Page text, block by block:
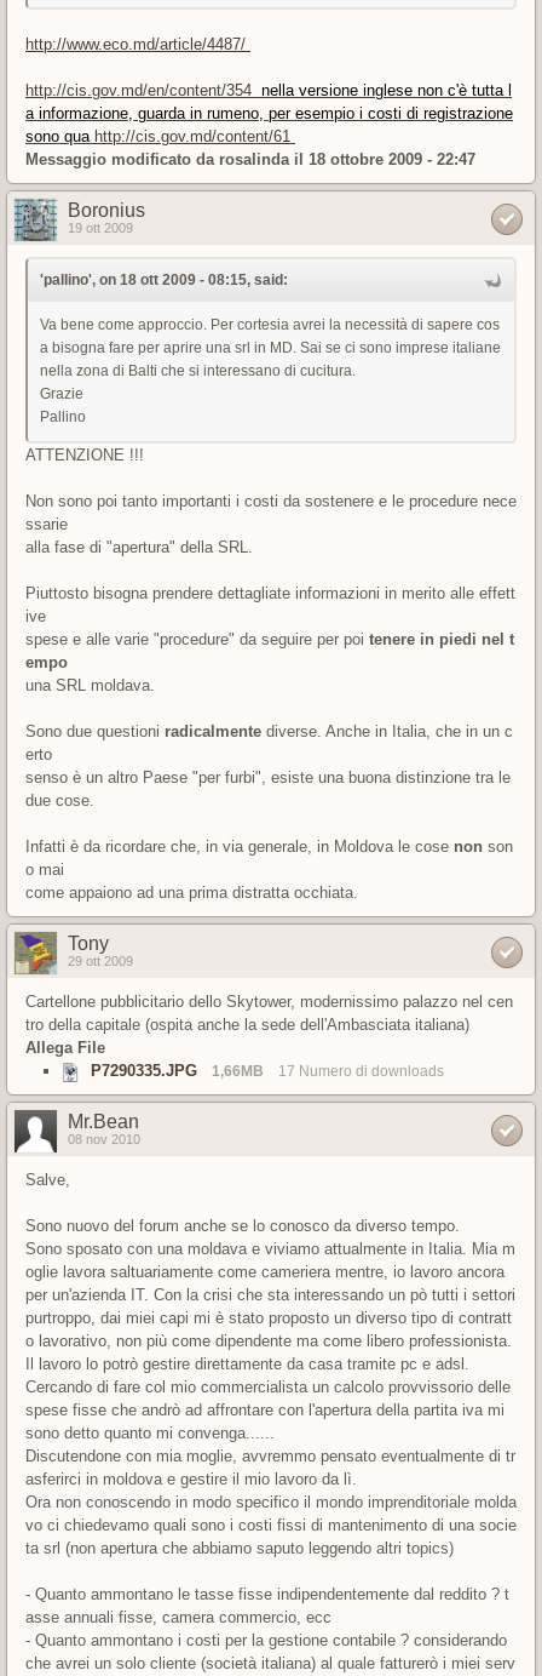
http://www.eco.md/article/4487/
http://cis.gov.md/en/content/354 nella versione inglese non c'è tutta l
a informazione, guarda in rumeno, per esempio i costi di registrazione
sono qua http://cis.gov.md/content/61
Messaggio modificato da rosalindail 18 ottobre 2009 - 22:47
Boronius
19 ott 2009
'pallino', on 18 ott 2009 - 08:15, said:
Va bene come approccio. Per cortesia avrei la necessità di sapere cos
a bisogna fare per aprire una srl in MD. Sai se ci sono imprese italiane
nella zona di Balti che si interessano di cucitura.
Grazie
Pallino
ATTENZIONE !!!
Non sono poi tanto importanti i costi da sostenere e le procedure nece
ssarie
alla fase di "apertura" della SRL.
Piuttosto bisogna prendere dettagliate informazioni in merito alle effett
ive
spese e alle varie "procedure" da seguire per poi tenere in piedi nel t
empo
una SRL moldava.
Sono due questioni radicalmente diverse. Anche in Italia, che in un c
erto
senso è un altro Paese "per furbi", esiste una buona distinzione tra le
due cose.
Infatti è da ricordare che, in via generale, in Moldova le cose non son
o mai
come appaiono ad una prima distratta occhiata.
Tony
29 ott 2009
Cartellone pubblicitario dello Skytower, modernissimo palazzo nel cen
tro della capitale (ospita anche la sede dell'Ambasciata italiana)
Allega File
P7290335.JPG
1,66MB 17 Numero di downloads
Mr.Bean
08 nov 2010
Salve,
Sono nuovo del forum anche se lo conosco da diverso tempo.
Sono sposato con una moldava e viviamo attualmente in Italia. Mia m
oglie lavora saltuariamente come cameriera mentre, io lavoro ancora
per un'azienda IT. Con la crisi che sta interessando un pò tutti i settori
purtroppo, dai miei capi mi è stato proposto un diverso tipo di contratt
o lavorativo, non più come dipendente ma come libero professionista.
Il lavoro lo potrò gestire direttamente da casa tramite pc e adsl.
Cercando di fare col mio commercialista un calcolo provvissorio delle
spese fisse che andrò ad affrontare con l'apertura della partita iva mi
sono detto quanto mi convenga......
Discutendone con mia moglie, avvremmo pensato eventualmente di tr
asferirci in moldova e gestire il mio lavoro da lì.
Ora non conoscendo in modo specifico il mondo imprenditoriale molda
vo ci chiedevamo quali sono i costi fissi di mantenimento di una socie
ta srl (non apertura che abbiamo saputo leggendo altri topics)
- Quanto ammontano le tasse fisse indipendentemente dal reddito ? t
asse annuali fisse, camera commercio, ecc
- Quanto ammontano i costi per la gestione contabile ? considerando
che avrei un solo cliente (società italiana) al quale fatturerò i miei serv